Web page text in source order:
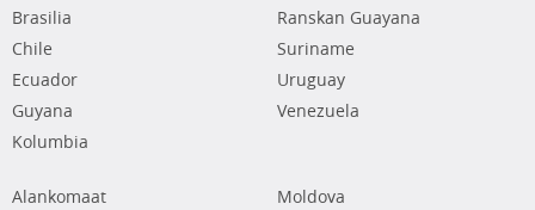
Brasilia
Chile
Ecuador
Guyana
Kolumbia
Ranskan Guayana
Suriname
Uruguay
Venezuela
Alankomaat
Moldova